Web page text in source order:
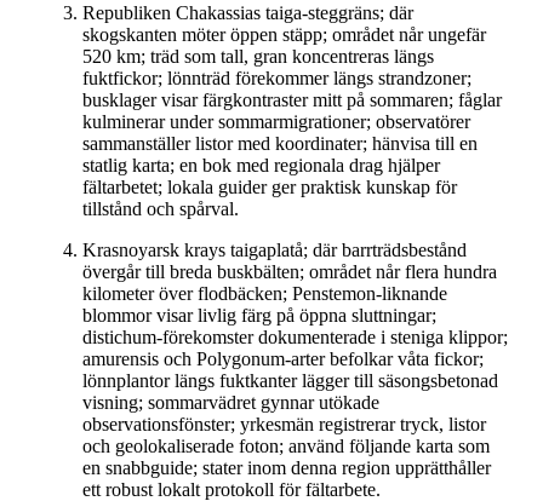
Republiken Chakassias taiga-steggräns; där
skogskanten möter öppen stäpp; området når ungefär
520 km; träd som tall, gran koncentreras längs
fuktfickor; lönnträd förekommer längs strandzoner;
busklager visar färgkontraster mitt på sommaren; fåglar
kulminerar under sommarmigrationer; observatörer
sammanställer listor med koordinater; hänvisa till en
statlig karta; en bok med regionala drag hjälper
fältarbetet; lokala guider ger praktisk kunskap för
tillstånd och spårval.
Krasnoyarsk krays taigaplatå; där barrträdsbestånd
övergår till breda buskbälten; området når flera hundra
kilometer över flodbäcken; Penstemon-liknande
blommor visar livlig färg på öppna sluttningar;
distichum-förekomster dokumenterade i steniga klippor;
amurensis och Polygonum-arter befolkar våta fickor;
lönnplantor längs fuktkanter lägger till säsongsbetonad
visning; sommarvädret gynnar utökade
observationsfönster; yrkesmän registrerar tryck, listor
och geolokaliserade foton; använd följande karta som
en snabbguide; stater inom denna region upprätthåller
ett robust lokalt protokoll för fältarbete.